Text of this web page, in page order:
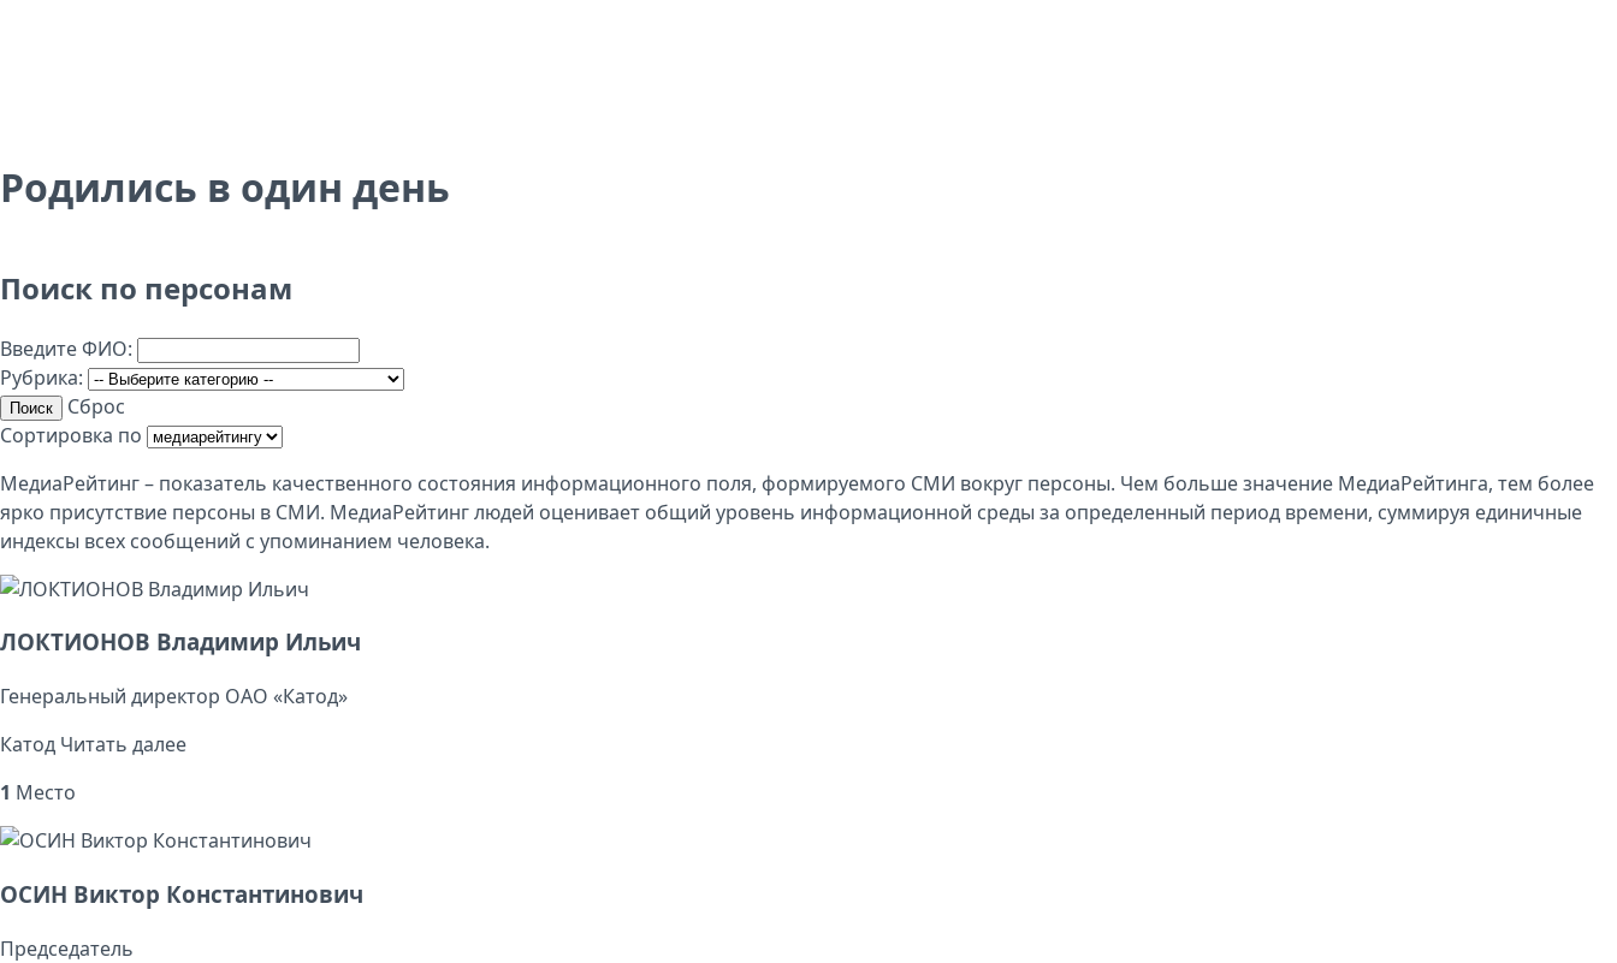
Родились в один день
Поиск по персонам
Введите ФИО:
Рубрика:
Поиск
Сброс
Сортировка по
МедиаРейтинг – показатель качественного состояния информационного поля, формируемого СМИ вокруг персоны. Чем больше значение МедиаРейтинга, тем более
ярко присутствие персоны в СМИ. МедиаРейтинг людей оценивает общий уровень информационной среды за определенный период времени, суммируя единичные
индексы всех сообщений с упоминанием человека.
ЛОКТИОНОВ Владимир Ильич
Генеральный директор ОАО «Катод»
Катод Читать далее
1 Место
ОСИН Виктор Константинович
Председатель